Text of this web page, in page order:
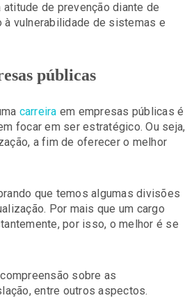
de prevenção diante de
vulnerabilidade de sistemas e
públicas
carreira em empresas públicas é
focar em ser estratégico. Ou seja,
a fim de oferecer o melhor
que temos algumas divisões
Por mais que um cargo
por isso, o melhor é se
sobre as
entre outros aspectos.